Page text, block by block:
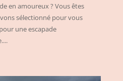
en amoureux ? Vous êtes
sélectionné pour vous
une escapade